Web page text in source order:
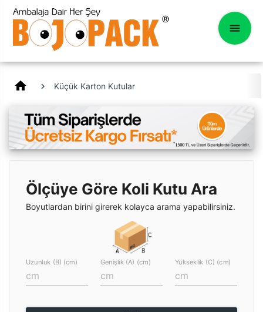
home Küçük Karton Kutular
Ölçüye Göre Koli Kutu Ara
Boyutlardan birini girerek kolayca arama yapabilirsiniz.
Uzunluk (B) (cm) Genişlik (A) (cm) Yükseklik (C) (cm)